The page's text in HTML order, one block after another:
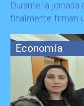
Economía
Durante la jornada
finalmente firman